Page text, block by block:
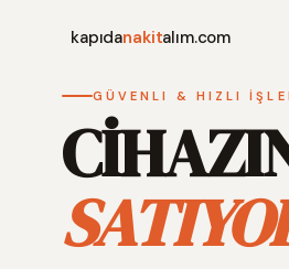
kapıdanakitalım.com
GÜVENLI & HIZLI